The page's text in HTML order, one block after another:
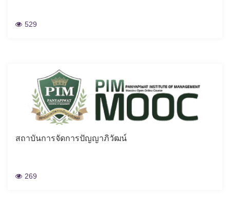
529
สถาบันการจัดการปัญญาภิวัฒน์
269